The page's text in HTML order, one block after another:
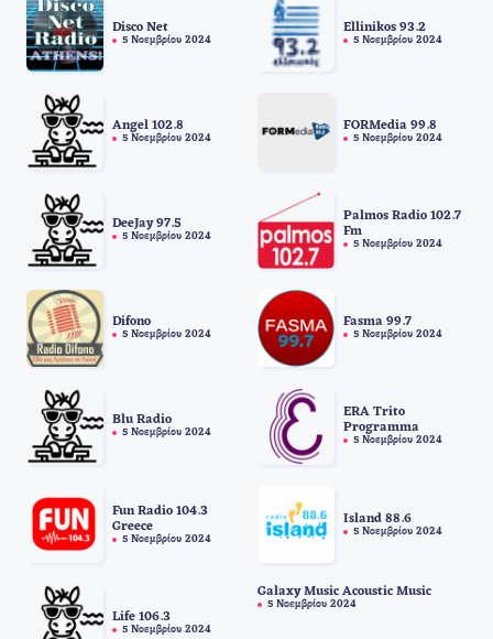
Disco Net
5 Νοεμβρίου 2024
Ellinikos 93.2
5 Νοεμβρίου 2024
Angel 102.8
5 Νοεμβρίου 2024
FORMedia 99.8
5 Νοεμβρίου 2024
DeeJay 97.5
5 Νοεμβρίου 2024
Palmos Radio 102.7
Fm
5 Νοεμβρίου 2024
Difono
5 Νοεμβρίου 2024
Fasma 99.7
5 Νοεμβρίου 2024
Blu Radio
5 Νοεμβρίου 2024
ERA Trito
Programma
5 Νοεμβρίου 2024
Fun Radio 104.3
Greece
5 Νοεμβρίου 2024
Island 88.6
5 Νοεμβρίου 2024
Life 106.3
5 Νοεμβρίου 2024
Galaxy Music Acoustic Music
5 Νοεμβρίου 2024